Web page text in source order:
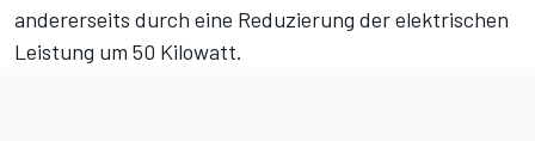
andererseits durch eine Reduzierung der elektrischen
Leistung um 50 Kilowatt.